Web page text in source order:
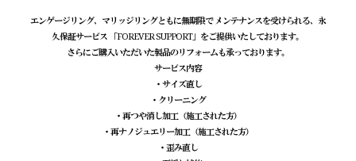
エンゲージリング、マリッジリングともに無期限で メンテナンスを受けられる、 永
久保証サービス 「FOREVER SUPPORT」をご提供いたしております。
さらにご購入いただいた製品のリフォームも承っております。
サービス内容
・サイズ直し
・クリーニング
・再つや消し加工（施工された方）
・再ナノジュエリー加工（施工された方）
・歪み直し